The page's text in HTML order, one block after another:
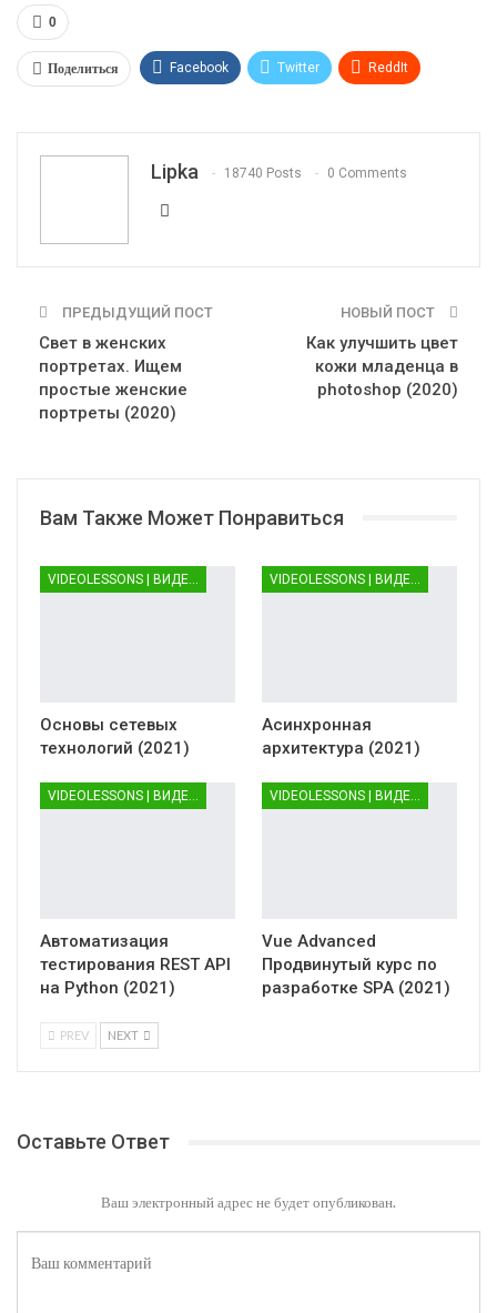
0
Поделиться Facebook Twitter ReddIt
Lipka 18740 Posts 0 Comments
ПРЕДЫДУЩИЙ ПОСТ
Свет в женских
портретах. Ищем
простые женские
портреты (2020)
НОВЫЙ ПОСТ
Как улучшить цвет
кожи младенца в
photoshop (2020)
Вам Также Может Понравиться
Основы сетевых
технологий (2021)
Асинхронная
архитектура (2021)
VIDEOLESSONS | ВИДЕОУРОКИ
Автоматизация
тестирования REST API
на Python (2021)
VIDEOLESSONS | ВИДЕОУРОКИ
Vue Advanced
Продвинутый курс по
разработке SPA (2021)
PREV NEXT
Оставьте Ответ
Ваш электронный адрес не будет опубликован.